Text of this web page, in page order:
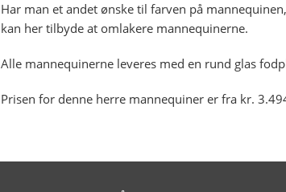
Har man et andet ønske til farven på
kan her tilbyde at omlakere mannequinerne.
Alle mannequinerne leveres med en rund glas
Prisen for denne herre mannequiner er fra kr.